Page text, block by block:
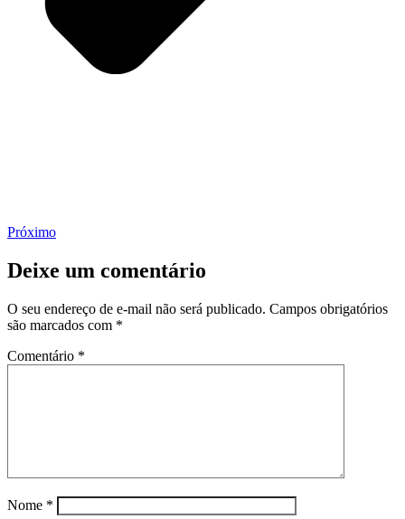
Próximo
Deixe um comentário
O seu endereço de e-mail não será publicado. Campos obrigatórios
são marcados com *
Comentário *
Nome *